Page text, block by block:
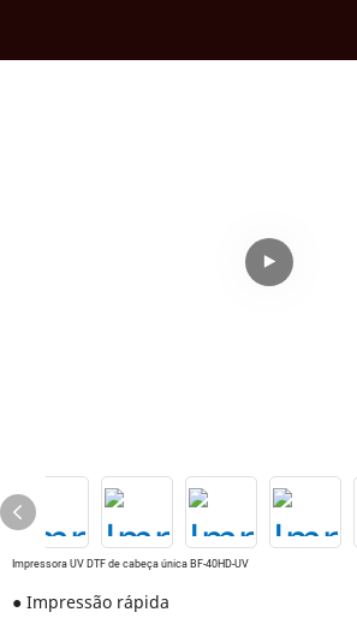
Impressora UV DTF de cabeça única BF-40HD-UV
● Impressão rápida